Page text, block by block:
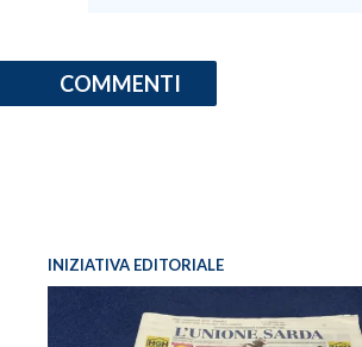
COMMENTI
INIZIATIVA EDITORIALE